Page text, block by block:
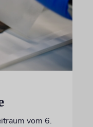
vom 6.